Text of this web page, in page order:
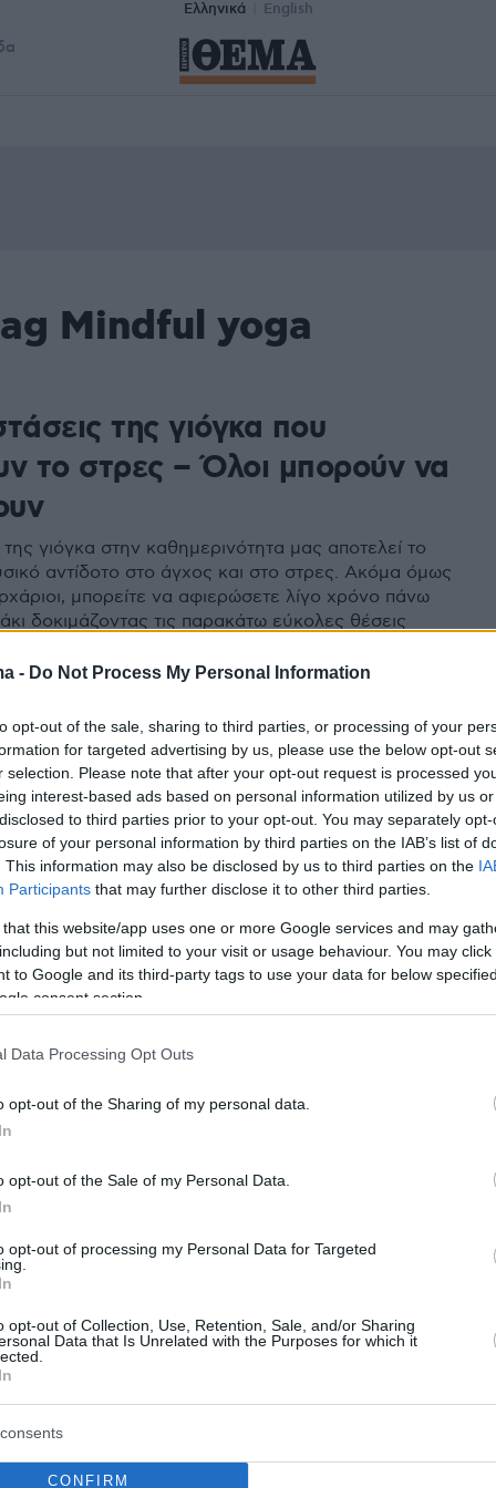
- Do Not Process My Personal Information
opt-out of the sale, sharing to third parties, or processing of your
for targeted advertising by us, please use the below opt-out
selection. Please note that after your opt-out request is processed
interest-based ads based on personal information utilized by us
to third parties prior to your opt-out. You may separately
of your personal information by third parties on the IAB’s list of
This information may also be disclosed by us to third parties on the
Participants that may further disclose it to other third parties.
that this website/app uses one or more Google services and may
but not limited to your visit or usage behaviour. You may
to Google and its third-party tags to use your data for below
consent section.
Data Processing Opt Outs
opt-out of the Sharing of my personal data.
opt-out of the Sale of my Personal Data.
opt-out of processing my Personal Data for Targeted
opt-out of Collection, Use, Retention, Sale, and/or Sharing
Data that Is Unrelated with the Purposes for which it
CONFIRM
Ελληνικά English
Mindful yoga
της γιόγκα που
το στρες – Όλοι μπορούν να
γιόγκα στην καθημερινότητα μας αποτελεί το
αντίδοτο στο άγχος και στο στρες. Ακόμα όμως
μπορείτε να αφιερώσετε λίγο χρόνο πάνω
δοκιμάζοντας τις παρακάτω εύκολες θέσεις
συνήθεια που βοηθά τα
να κοιμούνται περισσότερο
που έχει κερδίσει φανατικούς οπαδούς στον δυτικό
ενεργητικών της ιδιοτήτων κατά του άγχους
μπορεί να βελτιώσει τον άστατο ύπνο των παιδιών
που νικά το στρες και
τη θλίψη
στρες και στη βελτίωση της διάθεσής μας. Διαβάστε
συνδυάζοντάς την αποτελεσματικά με τη γιόγκα